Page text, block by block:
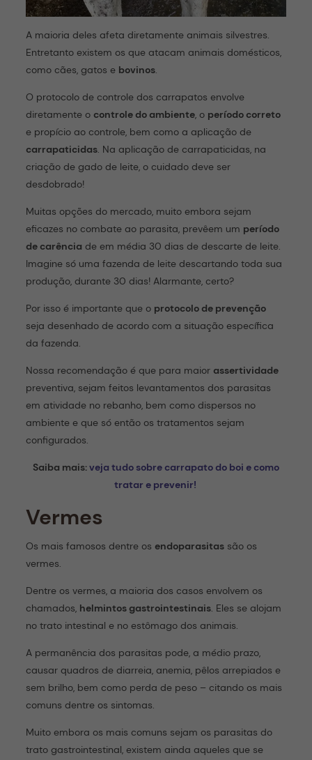
A maioria deles afeta diretamente animais silvestres.
Entretanto existem os que atacam animais domésticos,
como cães, gatos e bovinos.
O protocolo de controle dos carrapatos envolve
diretamente o controle do ambiente, o período correto
e propício ao controle, bem como a aplicação de
carrapaticidas. Na aplicação de carrapaticidas, na
criação de gado de leite, o cuidado deve ser
desdobrado!
Muitas opções do mercado, muito embora sejam
eficazes no combate ao parasita, prevêem um período
de carência de em média 30 dias de descarte de leite.
Imagine só uma fazenda de leite descartando toda sua
produção, durante 30 dias! Alarmante, certo?
Por isso é importante que o protocolo de prevenção
seja desenhado de acordo com a situação específica
da fazenda.
Nossa recomendação é que para maior assertividade
preventiva, sejam feitos levantamentos dos parasitas
em atividade no rebanho, bem como dispersos no
ambiente e que só então os tratamentos sejam
configurados.
Saiba mais:veja tudo sobre carrapato do boi e como
tratar e prevenir!
Vermes
Os mais famosos dentre os endoparasitas são os
vermes.
Dentre os vermes, a maioria dos casos envolvem os
chamados, helmintos gastrointestinais. Eles se alojam
no trato intestinal e no estômago dos animais.
A permanência dos parasitas pode, a médio prazo,
causar quadros de diarreia, anemia, pêlos arrepiados e
sem brilho, bem como perda de peso – citando os mais
comuns dentre os sintomas.
Muito embora os mais comuns sejam os parasitas do
trato gastrointestinal, existem ainda aqueles que se